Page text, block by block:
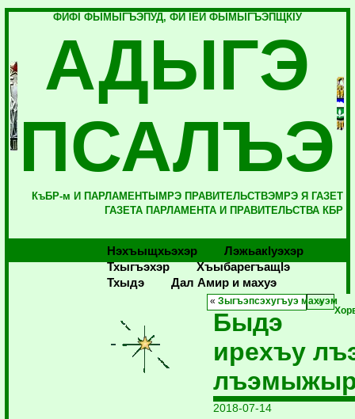
ФИФI ФЫМЫГЪЭПУД, ФИ IЕЙ ФЫМЫГЪЭПЩКIУ
АДЫГЭ
ПСАЛЪЭ
КъБР-м И ПАРЛАМЕНТЫМРЭ ПРАВИТЕЛЬСТВЭМРЭ Я ГАЗЕТ
ГАЗЕТА ПАРЛАМЕНТА И ПРАВИТЕЛЬСТВА КБР
Нэхъыщхьэхэр
Лэжьакlуэхэр
Тхыгъэхэр
Хъыбарегъащlэ
Тхыдэ
Дал Амир и махуэ
«Зыгъэпсэхугъуэ махуэм
Быдэ
ирехъу
2018-07-14